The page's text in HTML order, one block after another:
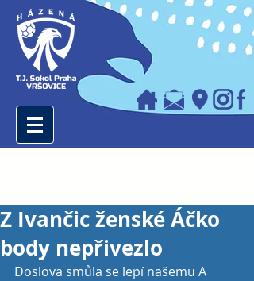
Z Ivančic ženské Áčko
body nepřivezlo
Doslova smůla se lepí našemu A